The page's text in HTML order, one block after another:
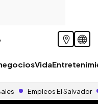
Vida
Empleos El Salvador